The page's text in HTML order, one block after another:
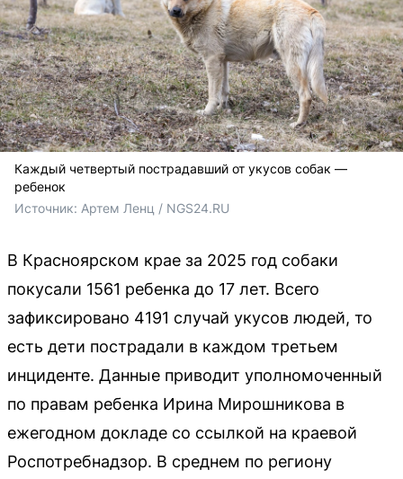
Каждый четвертый пострадавший от укусов собак —
ребенок
Источник: Артем Ленц / NGS24.RU
В Красноярском крае за 2025 год собаки
покусали 1561 ребенка до 17 лет. Всего
зафиксировано 4191 случай укусов людей, то
есть дети пострадали в каждом третьем
инциденте. Данные приводит уполномоченный
по правам ребенка Ирина Мирошникова в
ежегодном докладе со ссылкой на краевой
Роспотребнадзор. В среднем по региону